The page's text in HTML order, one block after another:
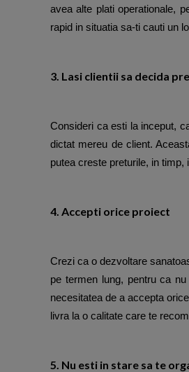
avea alte plati operationale,
rapid in situatia sa-ti cauti un
3. Lasi clientii sa decida
Consideri ca esti la inceput,
dictat mereu de client.
putea creste preturile, in
4. Accepti orice proiect
Crezi ca o dezvoltare
pe termen lung, pentru ca
necesitatea de a accepta
livra la o calitate care te
5. Nu esti in stare sa te